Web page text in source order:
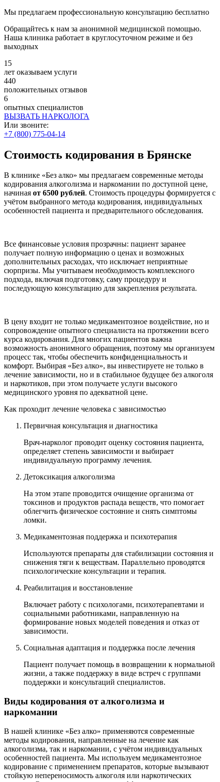
Мы предлагаем профессиональную консультацию бесплатно
Обращайтесь к нам за анонимной медицинской помощью.
Наша клиника работает в круглосуточном режиме и без
выходных
15
лет оказываем услуги
440
положительных отзывов
6
опытных специалистов
ВЫЗВАТЬ НАРКОЛОГА
Или звоните:
+7 (800) 775-04-14
Стоимость кодирования в Брянске
В клинике «Без алко» мы предлагаем современные методы
кодирования алкоголизма и наркомании по доступной цене,
начиная от 6500 рублей. Стоимость процедуры формируется с
учётом выбранного метода кодирования, индивидуальных
особенностей пациента и предварительного обследования.
Все финансовые условия прозрачны: пациент заранее
получает полную информацию о ценах и возможных
дополнительных расходах, что исключает неприятные
сюрпризы. Мы учитываем необходимость комплексного
подхода, включая подготовку, саму процедуру и
последующую консультацию для закрепления результата.
В цену входит не только медикаментозное воздействие, но и
сопровождение опытного специалиста на протяжении всего
курса кодирования. Для многих пациентов важна
возможность анонимного обращения, поэтому мы организуем
процесс так, чтобы обеспечить конфиденциальность и
комфорт. Выбирая «Без алко», вы инвестируете не только в
лечение зависимости, но и в стабильное будущее без алкоголя
и наркотиков, при этом получаете услуги высокого
медицинского уровня по адекватной цене.
Как проходит лечение человека с зависимостью
Первичная консультация и диагностика
Врач-нарколог проводит оценку состояния пациента,
определяет степень зависимости и выбирает
индивидуальную программу лечения.
Детоксикация алкоголизма
На этом этапе проводится очищение организма от
токсинов и продуктов распада веществ, что помогает
облегчить физическое состояние и снять симптомы
ломки.
Медикаментозная поддержка и психотерапия
Используются препараты для стабилизации состояния и
снижения тяги к веществам. Параллельно проводятся
психологические консультации и терапия.
Реабилитация и восстановление
Включает работу с психологами, психотерапевтами и
социальными работниками, направленную на
формирование новых моделей поведения и отказ от
зависимости.
Социальная адаптация и поддержка после лечения
Пациент получает помощь в возвращении к нормальной
жизни, а также поддержку в виде встреч с группами
поддержки и консультаций специалистов.
Виды кодирования от алкоголизма и
наркомании
В нашей клинике «Без алко» применяются современные
методы кодирования, направленные на лечение как
алкоголизма, так и наркомании, с учётом индивидуальных
особенностей пациента. Мы используем медикаментозное
кодирование с применением препаратов, которые вызывают
стойкую непереносимость алкоголя или наркотических